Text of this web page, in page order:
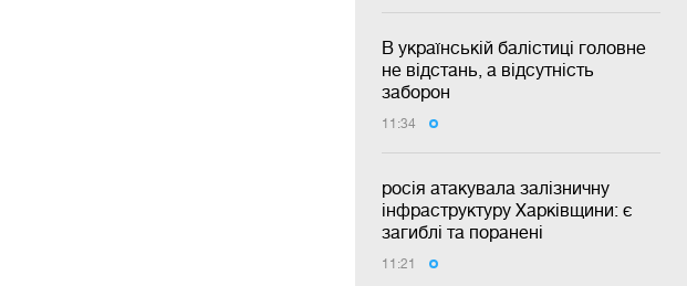
В українській балістиці головне
не відстань, а відсутність
заборон
11:34
росія атакувала залізничну
інфраструктуру Харківщини: є
загиблі та поранені
11:21